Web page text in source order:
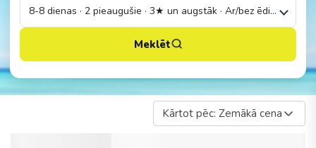
8-8 dienas · 2 pieaugušie · 3★ un augstāk · Ar/bez ēdināšanas
Meklēt
Kārtot pēc: Zemākā cena